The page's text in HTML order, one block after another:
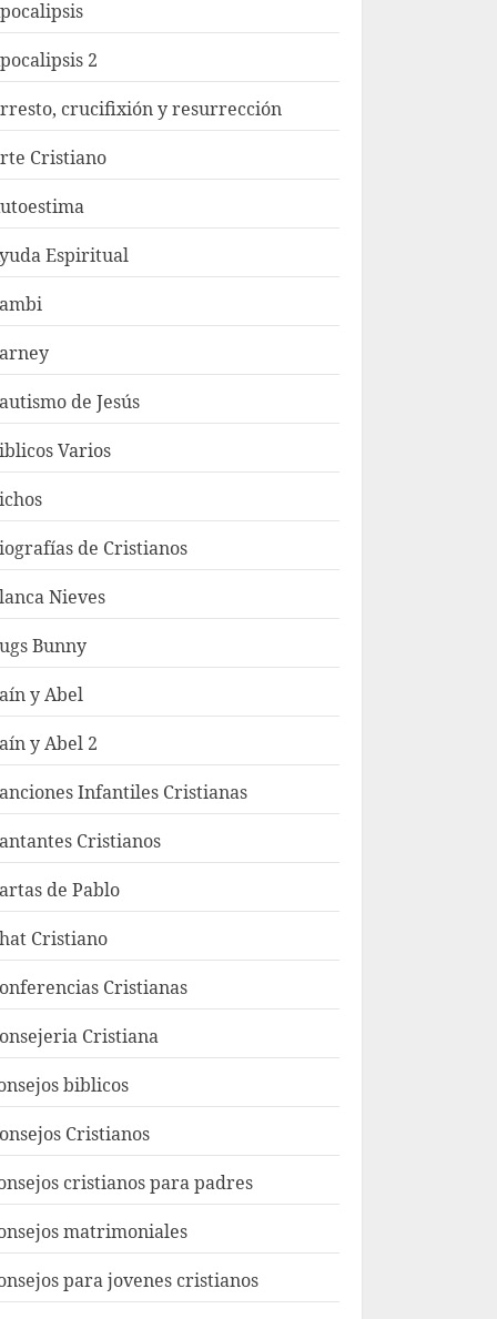
2
crucifixión y resurrección
Cristiano
Espiritual
de Jesús
Varios
de Cristianos
Nieves
Bunny
y Abel
y Abel 2
Infantiles Cristianas
Cristianos
de Pablo
Cristiano
Cristianas
Cristiana
biblicos
Cristianos
cristianos para padres
matrimoniales
para jovenes cristianos